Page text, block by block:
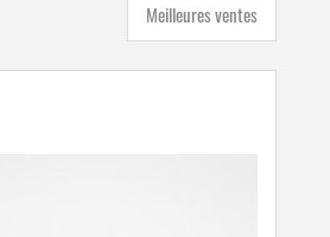
Meilleures ventes